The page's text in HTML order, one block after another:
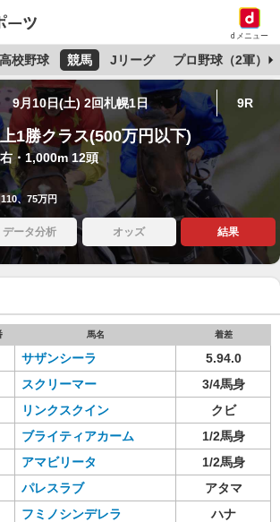
dメニュー
高校野球 競馬 Jリーグ プロ野球（2軍）
9月10日(土) 2回札幌1日 9R
1勝クラス(500万円以下)
・1,000m 12頭
、75万円
データ分析 オッズ 結果
馬名 着差
サザンシーラ
5.94.0
スクリーマー
3/4馬身
リンクスクイン
クビ
ブライティアカーム
1/2馬身
アマビリータ
1/2馬身
パレスラブ
アタマ
フミノシンデレラ
ハナ